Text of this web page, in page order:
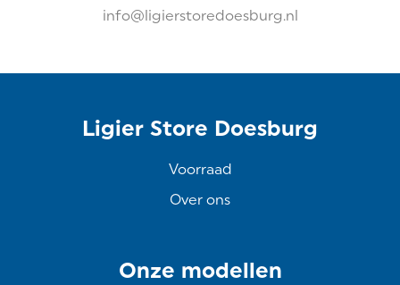
info@ligierstoredoesburg.nl
Ligier Store Doesburg
Voorraad
Over ons
Onze modellen